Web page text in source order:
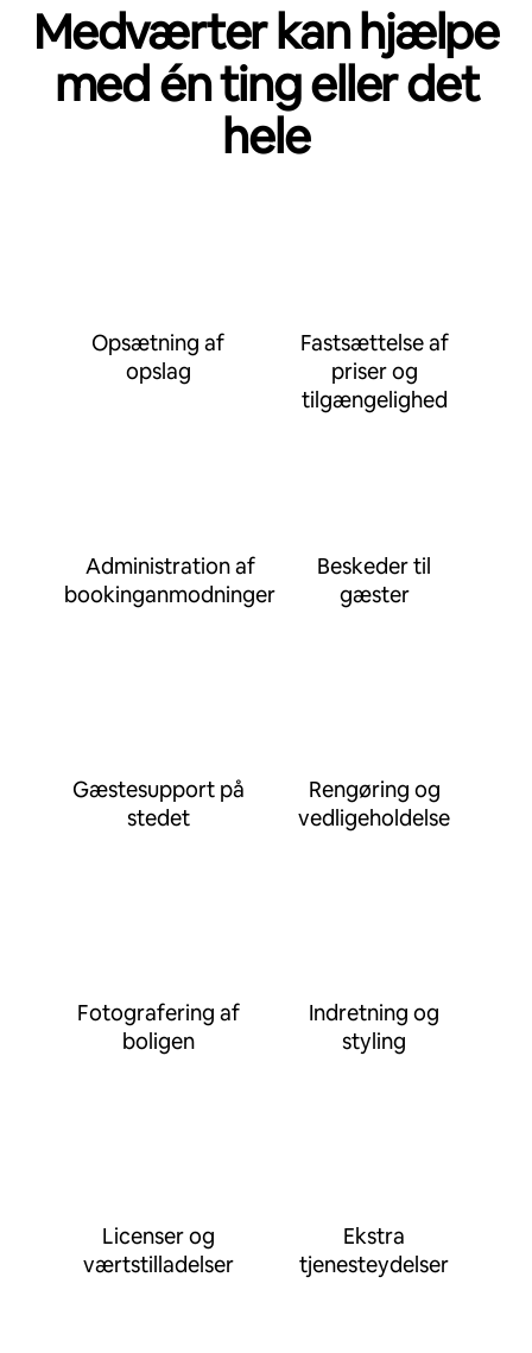
Medværter kan hjælpe
med én ting eller det
hele
Opsætning af
opslag
Fastsættelse af
priser og
tilgængelighed
Administration af
bookinganmodninger
Beskeder til
gæster
Gæstesupport på
stedet
Rengøring og
vedligeholdelse
Fotografering af
boligen
Indretning og
styling
Licenser og
værtstilladelser
Ekstra
tjenesteydelser